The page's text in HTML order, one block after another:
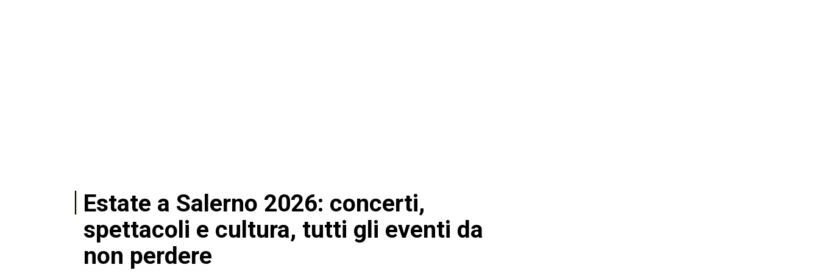
Estate a Salerno 2026: concerti,
spettacoli e cultura, tutti gli eventi da
non perdere